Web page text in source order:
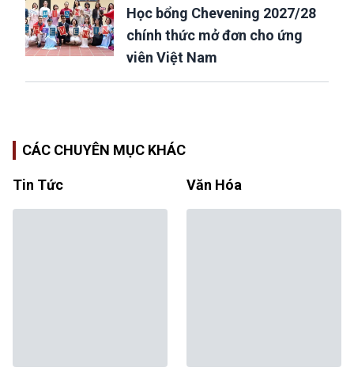
Học bổng Chevening 2027/28
chính thức mở đơn cho ứng
viên Việt Nam
CÁC CHUYÊN MỤC KHÁC
Tin Tức Văn Hóa